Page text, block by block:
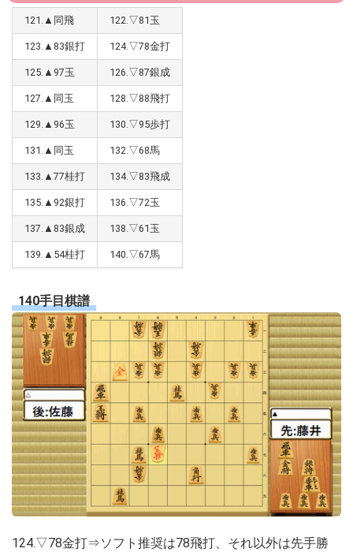
121.▲同飛 122.▽81玉
123.▲83銀打 124.▽78金打
125.▲97玉 126.▽87銀成
127.▲同玉 128.▽88飛打
129.▲96玉 130.▽95歩打
131.▲同玉 132.▽68馬
133.▲77桂打 134.▽83飛成
135.▲92銀打 136.▽72玉
137.▲83銀成 138.▽61玉
139.▲54桂打 140.▽67馬
140手目棋譜
124.▽78金打⇒ソフト推奨は78飛打、それ以外は先手勝